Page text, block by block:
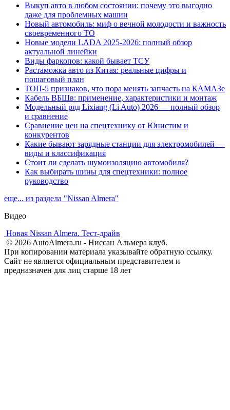
Выкуп авто в любом состоянии: почему это выгодно
даже для проблемных машин
Новый автомобиль: миф о вечной молодости и важность
своевременного ТО
Новые модели LADA 2025-2026: полный обзор
актуальной линейки
Виды фаркопов: какой бывает ТСУ
Растаможка авто из Китая: реальные цифры и
пошаговый план
ТОП-5 признаков, что пора менять запчасть на КАМАЗе
Кабель ВБШв: применение, характеристики и монтаж
Модельный ряд Lixiang (Li Auto) 2026 — полный обзор
и сравнение
Сравнение цен на спецтехнику от Юнистим и
конкурентов
Какие бывают зарядные станции для электромобилей —
виды и классификация
Стоит ли сделать шумоизоляцию автомобиля?
Как выбирать шины для спецтехники: полное
руководство
еще... из раздела "Nissan Almera"
Видео
Новая Nissan Almera. Тест-драйв
© 2026 AutoAlmera.ru - Ниссан Альмера клуб.
При копировании материала указывайте обратную ссылку.
Сайт не является официальным представителем и
предназначен для лиц старше 18 лет